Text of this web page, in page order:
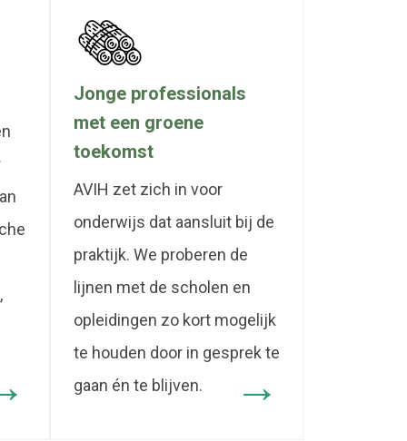
Jonge professionals
met een groene
toekomst
AVIH zet zich in voor
onderwijs dat aansluit bij de
praktijk. We proberen de
lijnen met de scholen en
opleidingen zo kort mogelijk
te houden door in gesprek te
gaan én te blijven.